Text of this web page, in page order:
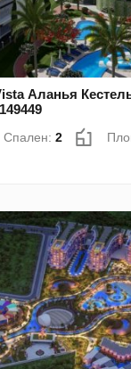
Аланья
Спален:2